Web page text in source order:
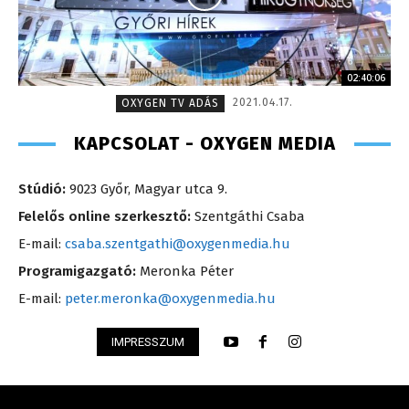
02:40:06
OXYGEN TV ADÁS
2021.04.17.
KAPCSOLAT - OXYGEN MEDIA
Stúdió: 9023 Győr, Magyar utca 9.
Felelős online szerkesztő: Szentgáthi Csaba
E-mail: csaba.szentgathi@oxygenmedia.hu
Programigazgató: Meronka Péter
E-mail: peter.meronka@oxygenmedia.hu
IMPRESSZUM